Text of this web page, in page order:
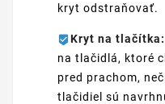
kryt odstraňovať.
Kryt na tlačítka:
na tlačidlá, ktoré
pred prachom,
tlačidiel sú